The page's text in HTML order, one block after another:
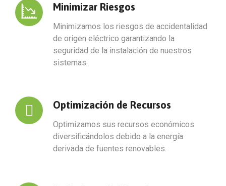
Minimizar Riesgos
Minimizamos los riesgos de accidentalidad
de origen eléctrico garantizando la
seguridad de la instalación de nuestros
sistemas.
Optimización de Recursos
Optimizamos sus recursos económicos
diversificándolos debido a la energía
derivada de fuentes renovables.